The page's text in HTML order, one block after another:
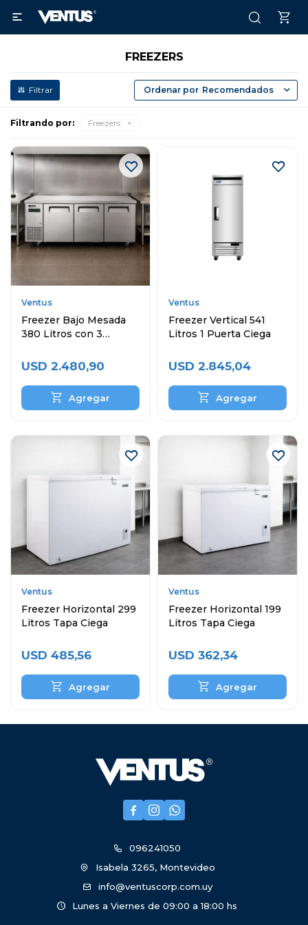

FREEZERS
Recomendados
Filtrando por: Freezers
Ventus
Freezer Bajo Mesada
380 Litros con 3
USD 2.480,90
Ventus
Freezer Vertical 541
Litros 1 Puerta Ciega
USD 2.845,04
Ventus
Freezer Horizontal 299
Litros Tapa Ciega
USD 485,56
Ventus
Freezer Horizontal 199
Litros Tapa Ciega
USD 362,34
  
096241050
Isabela 3265, Montevideo
info@ventuscorp.com.uy
Lunes a Viernes de 09:00 a 18:00 hs